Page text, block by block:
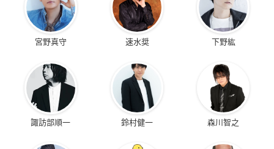
宮野真守 速水奨 下野紘
諏訪部順一 鈴村健一 森川智之